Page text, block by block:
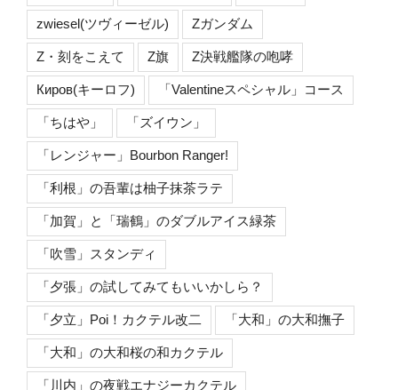
zwiesel(ツヴィーゼル) Zガンダム
Z・刻をこえて Z旗 Z決戦艦隊の咆哮
Киров(キーロフ) 「Valentineスペシャル」コース
「ちはや」 「ズイウン」
「レンジャー」Bourbon Ranger!
「利根」の吾輩は柚子抹茶ラテ
「加賀」と「瑞鶴」のダブルアイス緑茶
「吹雪」スタンディ
「夕張」の試してみてもいいかしら？
「夕立」Poi！カクテル改二 「大和」の大和撫子
「大和」の大和桜の和カクテル
「川内」の夜戦エナジーカクテル